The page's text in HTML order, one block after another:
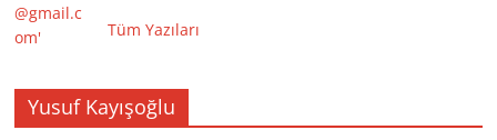
Tüm Yazıları
Yusuf Kayışoğlu